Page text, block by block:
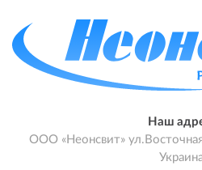
Наш
ООО «Неонсвит»